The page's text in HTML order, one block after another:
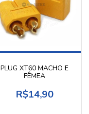
PLUG XT60 MACHO E
FÊMEA
R$14,90